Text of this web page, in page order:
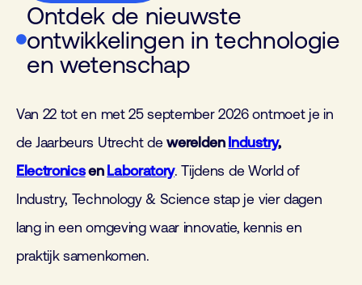
Ontdek de nieuwste
ontwikkelingen in technologie
en wetenschap
Van 22 tot en met 25 september 2026 ontmoet je in
de Jaarbeurs Utrecht dewerelden Industry,
Electronicsen Laboratory. Tijdens de World of
Industry, Technology & Science stap je vier dagen
lang in een omgeving waar innovatie, kennis en
praktijk samenkomen.